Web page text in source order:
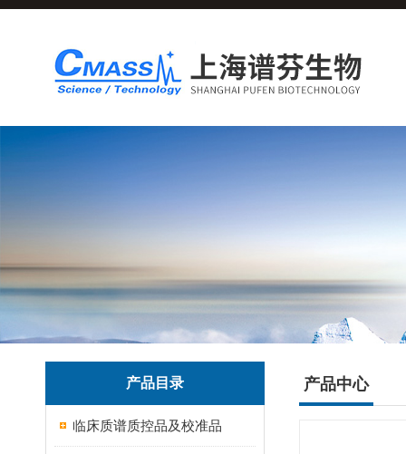
产品目录
临床质谱质控品及校准品
产品中心